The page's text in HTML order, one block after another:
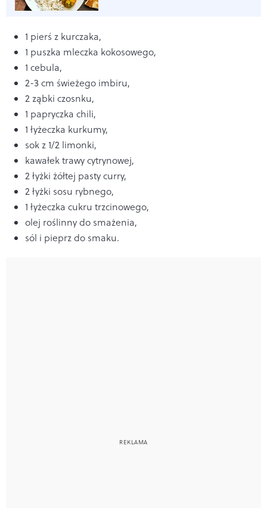
1 pierś z kurczaka,
1 puszka mleczka kokosowego,
1 cebula,
2-3 cm świeżego imbiru,
2 ząbki czosnku,
1 papryczka chili,
1 łyżeczka kurkumy,
sok z 1/2 limonki,
kawałek trawy cytrynowej,
2 łyżki żółtej pasty curry,
2 łyżki sosu rybnego,
1 łyżeczka cukru trzcinowego,
olej roślinny do smażenia,
sól i pieprz do smaku.